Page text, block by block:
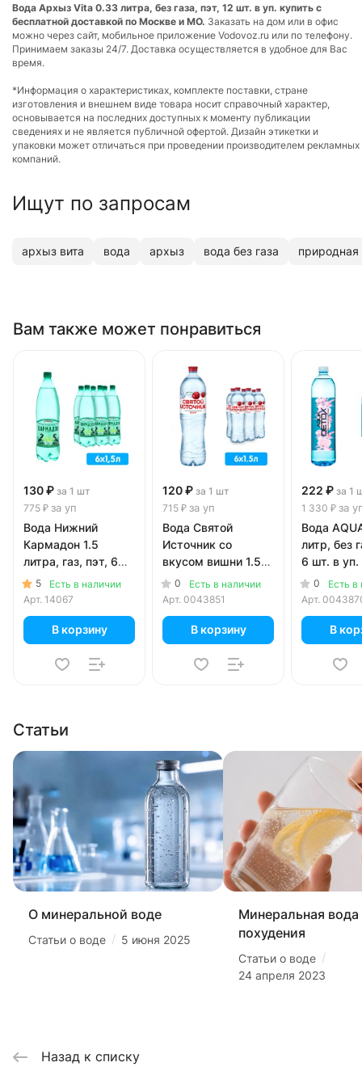
Вода Архыз Vita 0.33 литра, без газа, пэт, 12 шт. в уп. купить с
бесплатной доставкой по Москве и МО. Заказать на дом или в офис
можно через сайт, мобильное приложение Vodovoz.ru или по телефону.
Принимаем заказы 24/7. Доставка осуществляется в удобное для Вас
время.
*Информация о характеристиках, комплекте поставки, стране
изготовления и внешнем виде товара носит справочный характер,
основывается на последних доступных к моменту публикации
сведениях и не является публичной офертой. Дизайн этикетки и
упаковки может отличаться при проведении производителем рекламных
компаний.
Ищут по запросам
архыз вита вода архыз вода без газа природная
Вам также может понравиться
130 ₽ за 1 шт
775 ₽ за уп
Вода Нижний
Кармадон 1.5
литра, газ, пэт, 6
шт. в уп.
5
Есть в наличии
Арт. 14067
В корзину
120 ₽ за 1 шт
715 ₽ за уп
Вода Святой
Источник со
вкусом вишни 1.5
литра, без газа,
пэт, 6 шт. в уп.
0
Есть в наличии
Арт. 0043851
В корзину
222 ₽ за 1
1 330 ₽ за
Вода
литр, без
6 шт. в уп.
0
Есть в
Арт.
В
Статьи
О минеральной воде
Статьи о воде / 5 июня 2025
Минеральная вода
похудения
Статьи о воде /
24 апреля 2023
Назад к списку